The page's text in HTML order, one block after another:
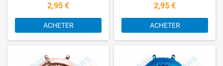
2,95 €
ACHETER
2,95 €
ACHETER